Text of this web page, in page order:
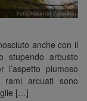
anche con il
stupendo arbusto
l’aspetto piumoso
arcuati sono
[…]